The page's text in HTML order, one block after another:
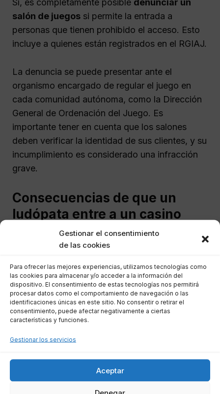
Gestionar el consentimiento
de las cookies
Para ofrecer las mejores experiencias, utilizamos tecnologías como
las cookies para almacenar y/o acceder a la información del
dispositivo. El consentimiento de estas tecnologías nos permitirá
procesar datos como el comportamiento de navegación o las
identificaciones únicas en este sitio. No consentir o retirar el
consentimiento, puede afectar negativamente a ciertas
características y funciones.
Gestionar los servicios
Aceptar
Sí, es completamente posible denunciar un
salón de juegos si permite la entrada a
personas que tienen prohibido el acceso. Esto
incluye a quienes están registrados en el RGIAJ.
La denuncia se puede presentar ante el
organismo encargado de regular el juego en
cada comunidad autónoma, como la Dirección
General de Ordenación del Juego. Es
importante tener en cuenta que los salones
deben verificar la identidad de sus clientes, y su
incumplimiento es considerado una infracción
grave.
Consecuencias de que un
ludópata entre a un casino
Si un casino permite la entrada a una persona
repercusiones legales. La ley obliga a los
operadores de juego a implementar medidas
que prevengan el acceso a jugadores con
problemas de adicción.
Para evaluar la responsabilidad del salón de
Evidencia de la autoexclusión:Es